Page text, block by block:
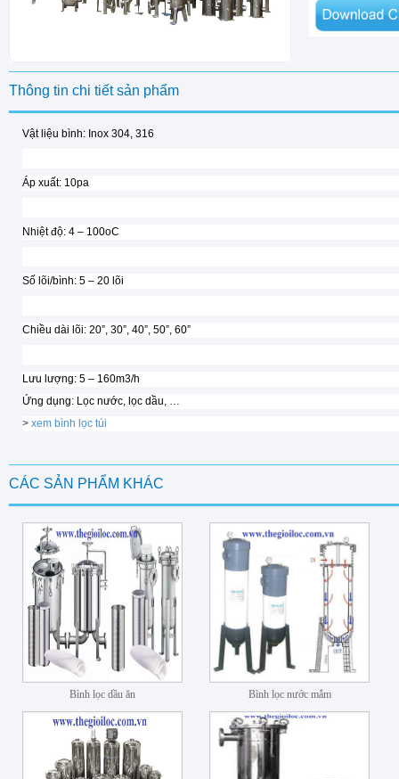
Thông tin chi tiết sản phẩm
Vật liệu bình: Inox 304, 316
Áp xuất: 10pa
Nhiệt độ: 4 – 100oC
Số lõi/bình: 5 – 20 lõi
Chiều dài lõi: 20”, 30”, 40”, 50”, 60”
Lưu lượng: 5 – 160m3/h
Ứng dụng: Lọc nước, lọc dầu, …
> xem bình lọc túi
CÁC SẢN PHẨM KHÁC
Bình lọc dầu ăn Bình lọc nước mắm